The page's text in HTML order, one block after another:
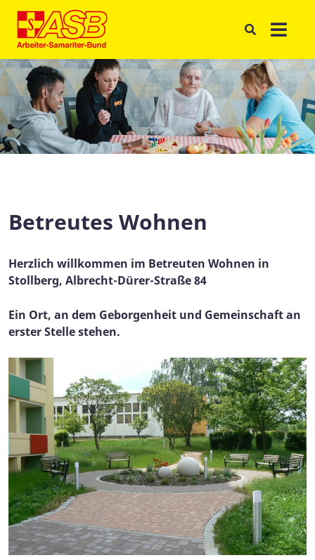
Betreutes Wohnen
Herzlich willkommen im Betreuten Wohnen in
Stollberg, Albrecht-Dürer-Straße 84
Ein Ort, an dem Geborgenheit und Gemeinschaft an
erster Stelle stehen.